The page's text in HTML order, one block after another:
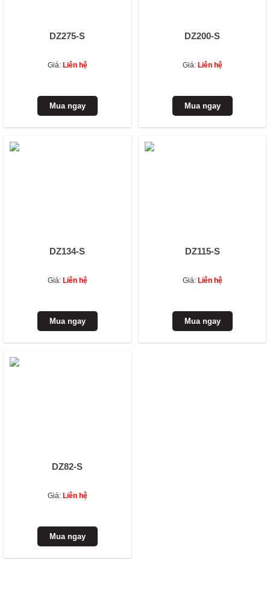
DZ275-S
Giá: Liên hệ
DZ200-S
Giá: Liên hệ
DZ134-S
Giá: Liên hệ
DZ115-S
Giá: Liên hệ
DZ82-S
Giá: Liên hệ